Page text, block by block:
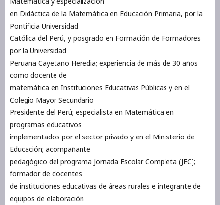
en Didáctica de la Matemática en Educación Primaria, por la
Pontificia Universidad
Católica del Perú, y posgrado en Formación de Formadores
por la Universidad
Peruana Cayetano Heredia; experiencia de más de 30 años
como docente de
matemática en Instituciones Educativas Públicas y en el
Colegio Mayor Secundario
Presidente del Perú; especialista en Matemática en
programas educativos
implementados por el sector privado y en el Ministerio de
Educación; acompañante
pedagógico del programa Jornada Escolar Completa (JEC);
formador de docentes
de instituciones educativas de áreas rurales e integrante de
equipos de elaboración